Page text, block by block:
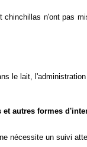
chinchillas n'ont pas
le lait,
et autres formes
nécessite un suivi